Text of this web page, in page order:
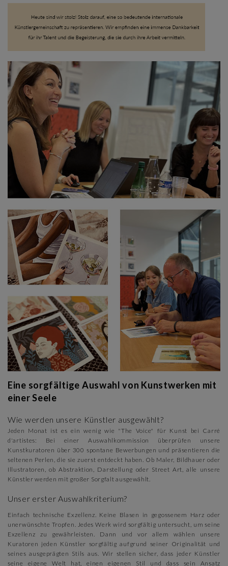
Eine sorgfältige Auswahl von Kunstwerken mit
einer Seele
Wie werden unsere Künstler ausgewählt?
Jeden Monat ist es ein wenig wie "The Voice" für Kunst bei Carré
d'artistes: Bei einer Auswahlkommission überprüfen unsere
Kunstkuratoren über 300 spontane Bewerbungen und präsentieren die
seltenen Perlen, die sie zuerst entdeckt haben. Ob Maler, Bildhauer oder
Illustratoren, ob Abstraktion, Darstellung oder Street Art, alle unsere
Künstler werden mit großer Sorgfalt ausgewählt.
Unser erster Auswahlkriterium?
Einfach technische Exzellenz. Keine Blasen in gegossenem Harz oder
unerwünschte Tropfen. Jedes Werk wird sorgfältig untersucht, um seine
Exzellenz zu gewährleisten. Dann und vor allem wählen unsere
Kuratoren jeden Künstler sorgfältig aufgrund seiner Originalität und
seines ausgeprägten Stils aus. Wir stellen sicher, dass jeder Künstler
seine eigene Welt hat, einen eigenen Stil und dass sein Ansatz